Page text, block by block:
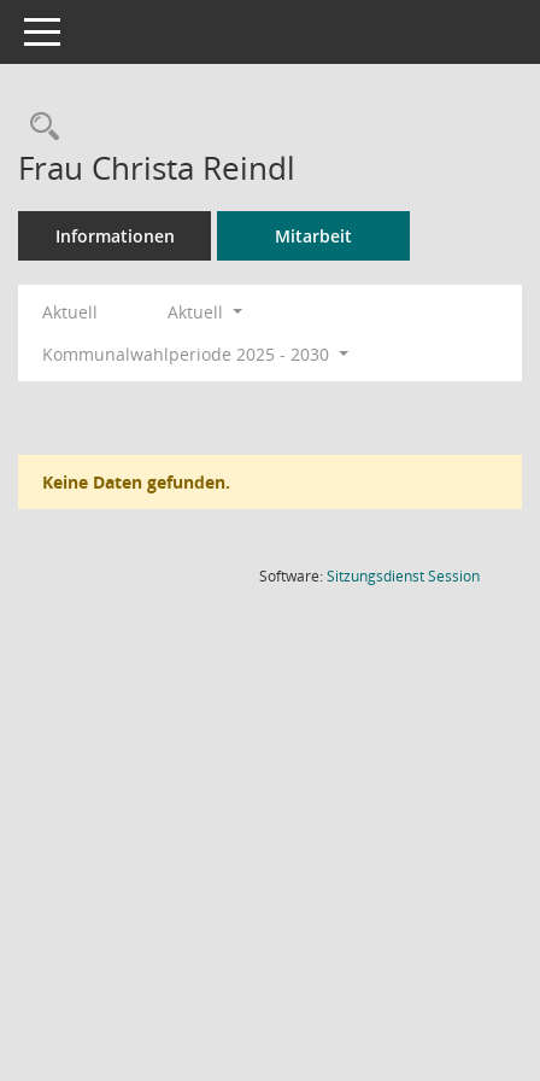
Toggle navigation
Rechercheauswahl
Frau Christa Reindl
Informationen Mitarbeit
Aktuell
Aktuell
Kommunalwahlperiode 2025 - 2030
Keine Daten gefunden.
Software:SitzungsdienstSession(Wird in